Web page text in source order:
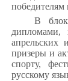
В
дипломами,
апрельских
призеры и
спорту,
русскому